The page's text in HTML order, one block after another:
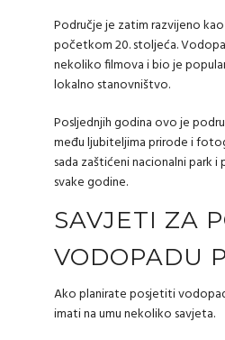
Područje je zatim razvijeno
početkom 20. stoljeća.
nekoliko filmova i bio je
lokalno stanovništvo.
Posljednjih godina ovo je
među ljubiteljima prirode i
sada zaštićeni nacionalni park
svake godine.
SAVJETI ZA
VODOPADU
Ako planirate posjetiti
imati na umu nekoliko savjeta.